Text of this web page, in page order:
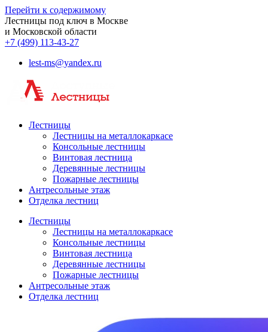
Перейти к содержимому
Лестницы под ключ в Москве
и Московской области
+7 (499) 113-43-27
lest-ms@yandex.ru
Лестницы
Лестницы на металлокаркасе
Консольные лестницы
Винтовая лестница
Деревянные лестницы
Пожарные лестницы
Антресольные этаж
Отделка лестниц
Лестницы
Лестницы на металлокаркасе
Консольные лестницы
Винтовая лестница
Деревянные лестницы
Пожарные лестницы
Антресольные этаж
Отделка лестниц